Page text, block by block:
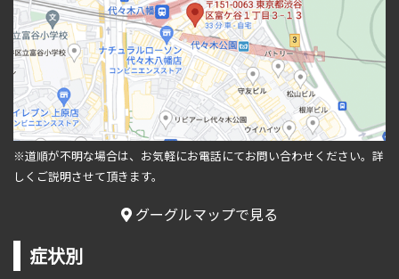
※道順が不明な場合は、お気軽にお電話にてお問い合わせください。 詳
しくご説明させて頂きます。
グーグルマップで見る
症状別